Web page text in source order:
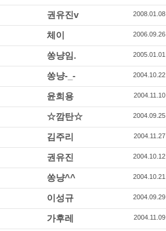
권유진v 2008.01.08
체이 2006.09.26
쏭냥임. 2005.01.01
쏭냥-_- 2004.10.22
윤희용 2004.11.10
☆깜탄☆ 2004.09.25
김주리 2004.11.27
권유진 2004.10.12
쏭냥^^ 2004.10.21
이성규 2004.09.29
가후레 2004.11.09